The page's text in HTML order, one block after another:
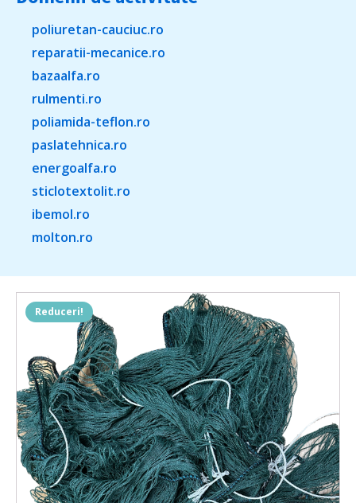
poliuretan-cauciuc.ro
reparatii-mecanice.ro
bazaalfa.ro
rulmenti.ro
poliamida-teflon.ro
paslatehnica.ro
energoalfa.ro
sticlotextolit.ro
ibemol.ro
molton.ro
Reduceri!